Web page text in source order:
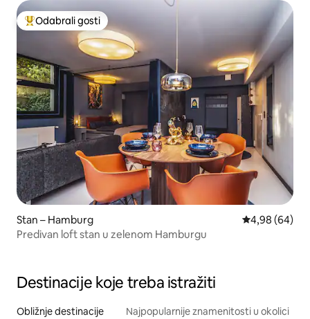
Među najviše rangiranima s oznakom „Odabrali gosti”
Odabrali gosti
Stan – Hamburg Prosječna
4,98 (64)
Predivan loft stan u zelenom Hamburgu
Destinacije koje treba istražiti
Obližnje destinacije Najpopularnije znamenitosti u okolici